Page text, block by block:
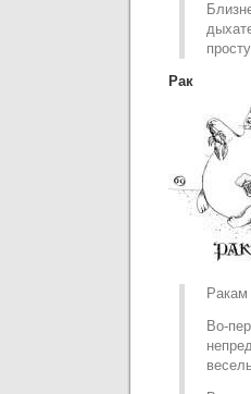
Рак
Ракам
Во-